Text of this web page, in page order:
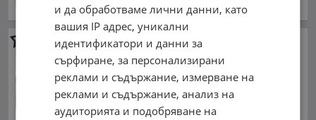
обл. София, гр. София
Mazda 3231.5
1 300 €
2 542.58 лв.
май 2000 г., Бензинов
обл. Враца, с. Лик
и да обработваме лични данни, като
вашия IP адрес, уникални
идентификатори и данни за
сърфиране, за персонализирани
реклами и съдържание, измерване на
реклами и съдържание, анализ на
аудиторията и подобряване на